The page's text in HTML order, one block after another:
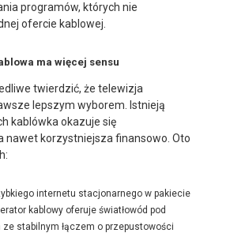
programów, których nie
ofercie kablowej.
ma więcej sensu
twierdzić, że telewizja
lepszym wyborem. Istnieją
kablówka okazuje się
nawet korzystniejsza finansowo. Oto
internetu stacjonarnego w pakiecie
kablowy oferuje światłowód pod
stabilnym łączem o przepustowości